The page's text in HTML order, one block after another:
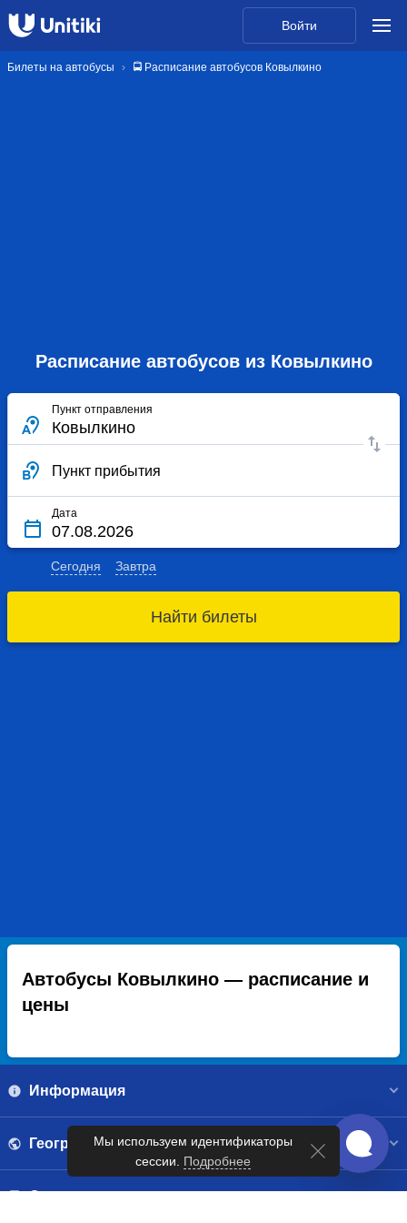
Войти
Билеты на автобусы 🚍 Расписание автобусов Ковылкино
Расписание автобусов из Ковылкино
Пункт отправления
Пункт прибытия
Дата
Сегодня Завтра
Найти билеты
Автобусы Ковылкино — расписание и
цены
Информация
География
Справочник
Мы используем идентификаторы
сессии. Подробнее